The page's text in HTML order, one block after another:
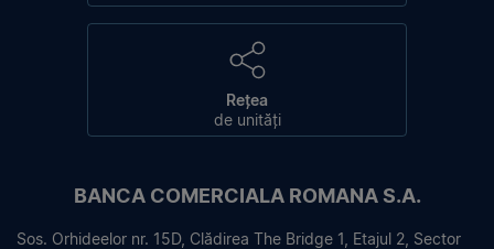
Rețea
de unități
BANCA COMERCIALA ROMANA S.A.
Sos. Orhideelor nr. 15D, Clădirea The Bridge 1, Etajul 2, Sector